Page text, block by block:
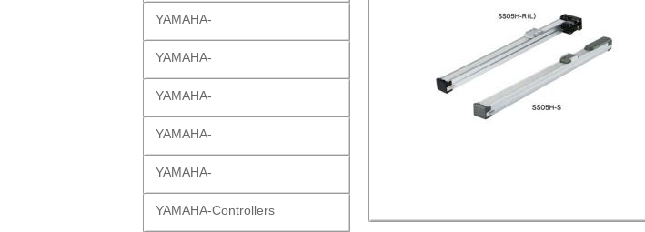
YAMAHA-
YAMAHA-
YAMAHA-
YAMAHA-
YAMAHA-
YAMAHA-Controllers